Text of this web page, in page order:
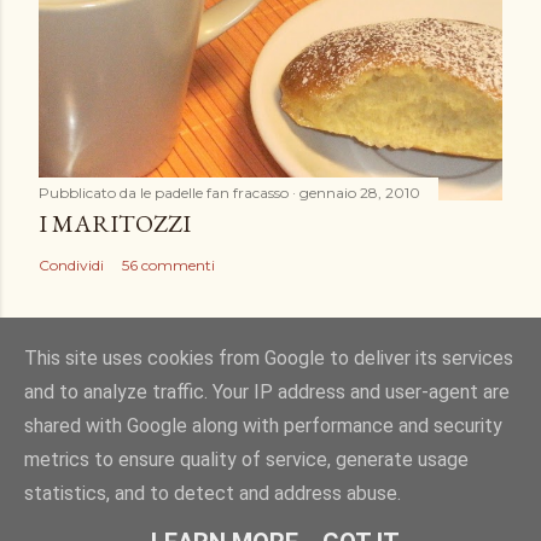
Pubblicato da le padelle fan fracasso gennaio 28, 2010
I MARITOZZI
Condividi 56 commenti
Powered by Blogger
Immagini dei temi diGintare Marcel
Tutti i diritti riservati Sandra Merizzi
This site uses cookies from Google to deliver its services
and to analyze traffic. Your IP address and user-agent are
shared with Google along with performance and security
metrics to ensure quality of service, generate usage
statistics, and to detect and address abuse.